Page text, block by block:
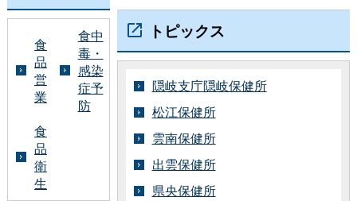
トピックス
隠岐支庁隠岐保健所
松江保健所
雲南保健所
出雲保健所
県央保健所
食
品
営
業
食中
毒・
感染
症予
防
食
品
衛
生